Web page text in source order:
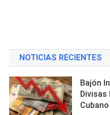
NOTICIAS RECIENTES
Bajón
Divisas
Cubano